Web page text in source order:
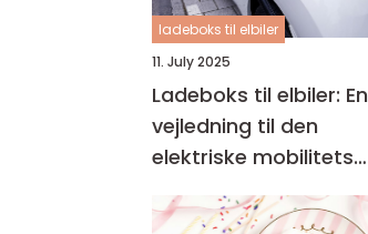
ladeboks til elbiler
11. July 2025
Ladeboks til elbiler: En
vejledning til den
elektriske mobilitets
fremtid